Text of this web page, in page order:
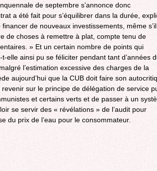
de septembre s’annonce donc
a été fait pour s’équilibrer dans la durée,
de nouveaux investissements, même
de choses à remettre à plat, compte tenu de
» Et un certain nombre de points qui
elle ainsi pu se féliciter pendant tant d’années
l’estimation excessive des charges de la
aujourd’hui que la CUB doit faire son
sur le principe de délégation de service
et certains verts et de passer à un
se servir des « révélations » de l’audit pour
du prix de l’eau pour le consommateur.